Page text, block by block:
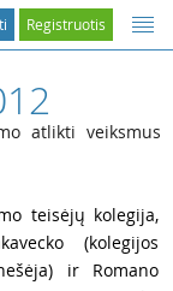
Registruotis
atlikti veiksmus
teisėjų kolegija,
(kolegijos
ir Romano